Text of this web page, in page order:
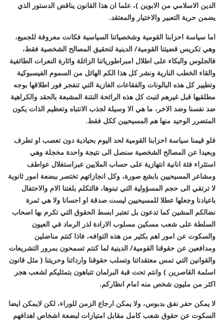
الدين الاسلامي من الابوين )، علما ان هذا القانون يناقض الدستور الذي
يضمن حرية التعبير والاختيار والمعتقد.
اما سياسة احزابنا القومية وشخصياتنا السياسية فكانت معروفة للجميع،
وهي تكريس قضيتنا القومية/ الدينية لتحقيق المصالح الشخصية فقط،
فالجلوس والبكاء على اطلال امبراطورياتنا الزائلة واثارة النعرات الطائفية
والقاء الخطب النارية ونشر كل هذا الكم الهائل من السموم الفيسبوكية
وتطيير كل هذه البالونات والفقاعات الغازية التي تنفجر فور اطلاقها بوجه
مطلقيها قبل غيرهم لتبث كل هذه الرائحة النتنة المشبعة بالحقد والكراهية
ضد نفسنا وضد الاخر، ما هي الا وسيلة لجذب الانتباه وتعظيم الذات يكون
المتضرر الوحيد منها هم المسيحيين ككل فقط.
فلو قيمنا سياسة احزابنا القومية لحد اليوم بحيادية دون تعصب او تطرف
وبعيدا عن المصالح الشخصية سنصل الى نتيجة واحدة مخجلة وهي
استثراء فئة انانية انتهازية على حساب الملايين عبراستغلال عواطف
ومشاعر المسيحيين بابشع صورة، وكل انجازاتهم تختصر ببضعة امور ثانوية
لا ترتقي الى حجم المسؤولية التي تبنوها، فالتكلم بلغتنا الام والاحتفال
باعيادنا وجعلها عطلا للمسيحيين ليست صدقة او احسانا ولا هي ثمرة
نضالكم المشين كما تدعون بل تعتبر ابسط الحقوق التي تكرم بها اصحاب
السلطة على شعب مسكين مسلوب الارادة لذر الرماد في العيون
والسكوت عن امور اهم بكثير من هذه التوافه، فاذا كنتم مناضلين
ومدافعين عن حقوقنا القومية/ الدينية لما كنتم تسمحون بمرور التشريعات
والقوانين التي تمس معتقداتنا وتسلب حقوقنا وارداتنا وحريتنا ( مثل قانون
اسلمة القاصرين ) وانتم تحت قبة البرلمان تتباهون بتمثليكم لشعب هجر
اكثر من مليون شخص منه امام انظاركم.
لا يمكن حفر نفق بدبوس، ولا يمكن ارجاع الزمن للوراء، لكن لايمكن ايضا
السكوت عن حقوق شعب كامل مقابل امتيازات لبضعة اشخاص اهدافهم